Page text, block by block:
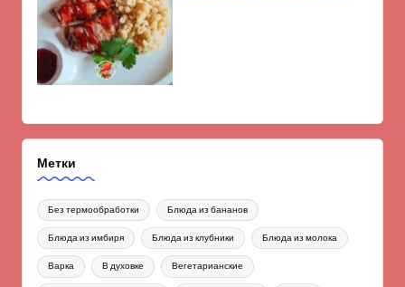
Метки
Без термообработки Блюда из бананов
Блюда из имбиря Блюда из клубники Блюда из молока
Варка В духовке Вегетарианские